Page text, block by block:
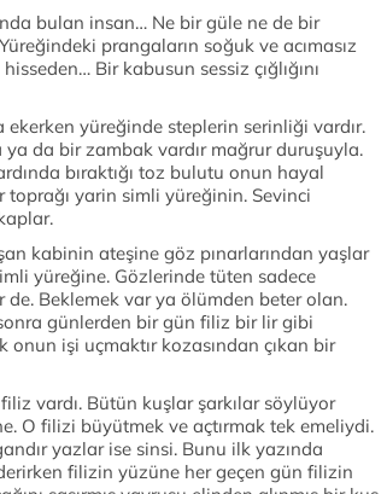
bulan insan… Ne bir güle ne de bir
prangaların soğuk ve acımasız
Bir kabusun sessiz çığlığını
yüreğinde steplerin serinliği vardır.
da bir zambak vardır mağrur duruşuyla.
bıraktığı toz bulutu onun hayal
yarin simli yüreğinin. Sevinci
kabinin ateşine göz pınarlarından yaşlar
yüreğine. Gözlerinde tüten sadece
Beklemek var ya ölümden beter olan.
günlerden bir gün filiz bir lir gibi
işi uçmaktır kozasından çıkan bir
vardı. Bütün kuşlar şarkılar söylüyor
O filizi büyütmek ve açtırmak tek emeliydi.
yazlar ise sinsi. Bunu ilk yazında
filizin yüzüne her geçen gün filizin